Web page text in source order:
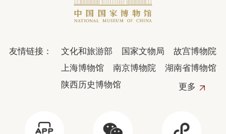
友情链接： 文化和旅游部 国家文物局
故宫博物院
上海博物馆
南京博物院
湖南省博物馆
陕西历史博物馆
更多